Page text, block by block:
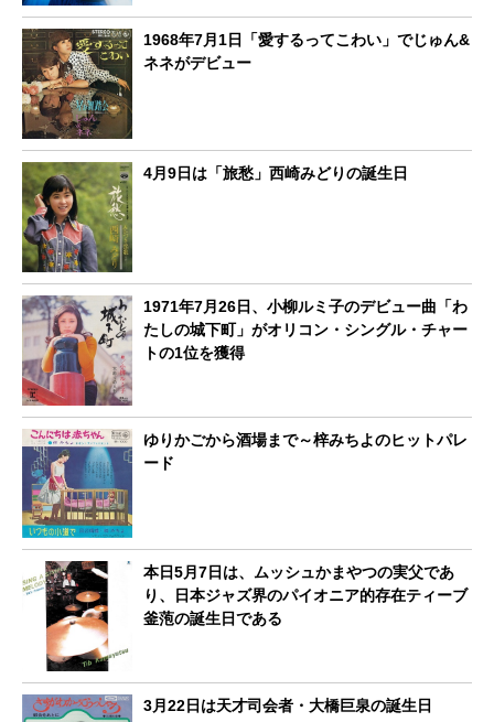
1968年7月1日「愛するってこわい」でじゅん&
ネネがデビュー
4月9日は「旅愁」西崎みどりの誕生日
1971年7月26日、小柳ルミ子のデビュー曲「わ
たしの城下町」がオリコン・シングル・チャー
トの1位を獲得
ゆりかごから酒場まで～梓みちよのヒットパレ
ード
本日5月7日は、ムッシュかまやつの実父であ
り、日本ジャズ界のパイオニア的存在ティーブ
釜萢の誕生日である
3月22日は天才司会者・大橋巨泉の誕生日